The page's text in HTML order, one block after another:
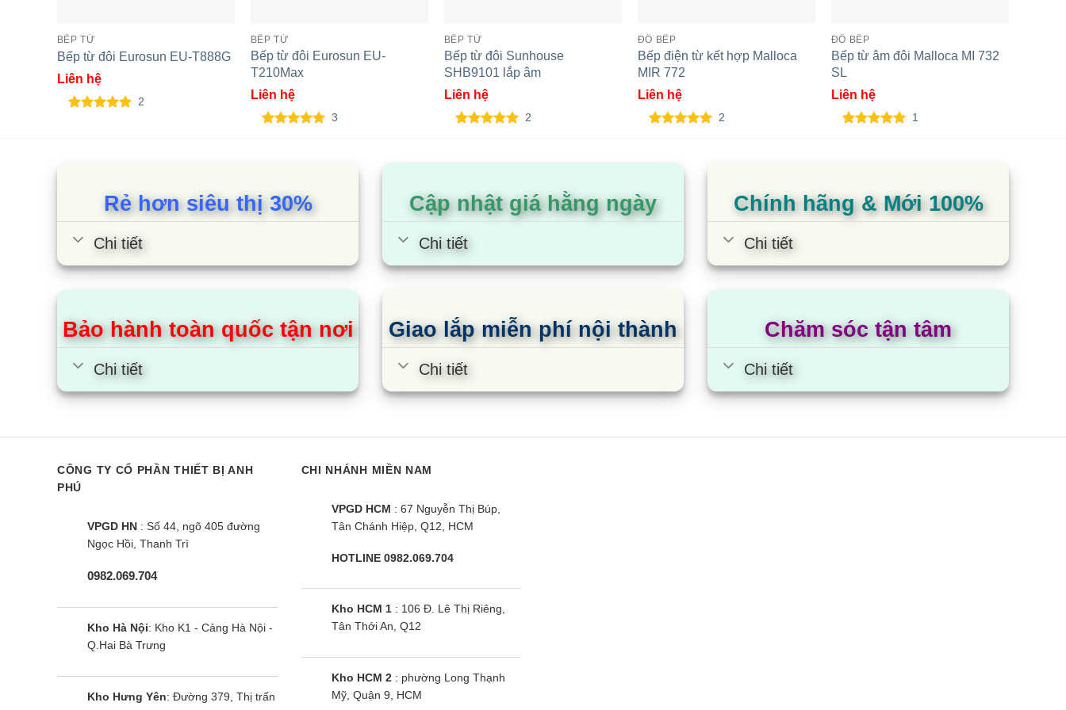
BẾP TỪ
Bếp từ đôi Eurosun EU-T888G
Liên hệ
2
BẾP TỪ
Bếp từ đôi Eurosun EU-
T210Max
Liên hệ
3
BẾP TỪ
Bếp từ đôi Sunhouse
SHB9101 lắp âm
Liên hệ
đánh giá
2
ĐỒ BẾP
Bếp điện từ kết hợp Malloca
MIR 772
Liên hệ
đánh giá
2
ĐỒ BẾP
Bếp từ âm đôi Malloca MI 732
SL
Liên hệ
1
Rẻ hơn siêu thị 30%
Chi tiết
Cập nhật giá hằng ngày
Chi tiết
Chính hãng & Mới 100%
Chi tiết
Bảo hành toàn quốc tận nơi
Chi tiết
Giao lắp miễn phí nội thành
Chi tiết
Chăm sóc tận tâm
Chi tiết
CÔNG TY CỔ PHẦN THIẾT BỊ ANH
PHÚ
VPGD HN : Số 44, ngõ 405 đường
Ngọc Hồi, Thanh Trì
0982.069.704
Kho Hà Nội: Kho K1 - Cảng Hà Nội -
Q.Hai Bà Trưng
Kho Hưng Yên: Đường 379, Thị trấn
CHI NHÁNH MIỀN NAM
VPGD HCM : 67 Nguyễn Thị Búp,
Tân Chánh Hiệp, Q12, HCM
HOTLINE 0982.069.704
Kho HCM 1: 106 Đ. Lê Thị Riêng,
Tân Thới An, Q12
Kho HCM 2: phường Long Thạnh
Mỹ, Quận 9, HCM